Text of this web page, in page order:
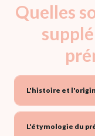
Quelles
L'histoire et
L'étymologie du